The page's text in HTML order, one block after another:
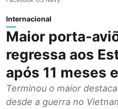
Internacional
Maior porta-
regressa aos
após 11 meses
Terminou o maior
desde a guerra no